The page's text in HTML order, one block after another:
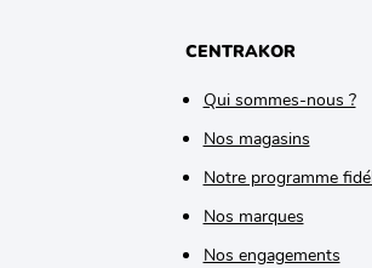
CENTRAKOR
Qui sommes-nous ?
Nos magasins
Notre programme
Nos marques
Nos engagements